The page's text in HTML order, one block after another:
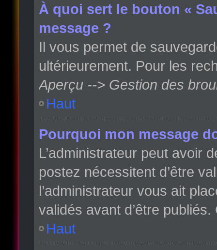
À quoi sert le bouton «
message ?
Il vous permet de
ultérieurement. Pour les
Aperçu --> Gestion des
Haut
Pourquoi mon message
L’administrateur peut avoir
postez nécessitent d’être
l’administrateur vous ait
validés avant d’être
Haut